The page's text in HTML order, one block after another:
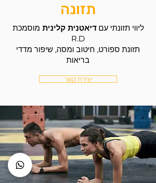
תזונה
ליווי תזונתי עםדיאטנית קלינית מוסמכת
R.D
תזונת ספורט, חיטוב ומסה, שיפור מדדי
בריאות
יצירת קשר